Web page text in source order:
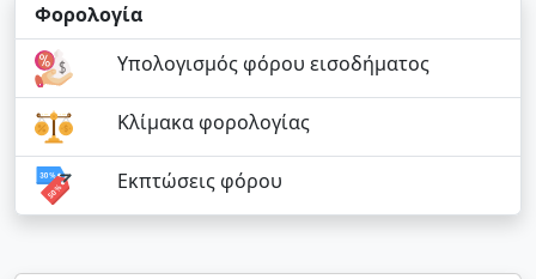
Φορολογία
Υπολογισμός φόρου εισοδήματος
Κλίμακα φορολογίας
Εκπτώσεις φόρου